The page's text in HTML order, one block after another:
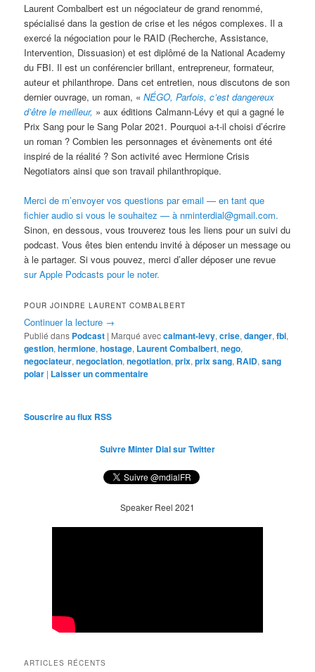
Laurent Combalbert est un négociateur de grand renommé,
spécialisé dans la gestion de crise et les négos complexes. Il a
exercé la négociation pour le RAID (Recherche, Assistance,
Intervention, Dissuasion) et est diplômé de la National Academy
du FBI. Il est un conférencier brillant, entrepreneur, formateur,
auteur et philanthrope. Dans cet entretien, nous discutons de son
dernier ouvrage, un roman, «NÉGO, Parfois, c’est dangereux
d’être le meilleur, » aux éditions Calmann-Lévy et qui a gagné le
Prix Sang pour le Sang Polar 2021. Pourquoi a-t-il choisi d’écrire
un roman ? Combien les personnages et évènements ont été
inspiré de la réalité ? Son activité avec Hermione Crisis
Negotiators ainsi que son travail philanthropique.
Merci de m’envoyer vos questions par email — en tant que
fichier audio si vous le souhaitez — à nminterdial@gmail.com.
Sinon, en dessous, vous trouverez tous les liens pour un suivi du
podcast. Vous êtes bien entendu invité à déposer un message ou
à le partager. Si vous pouvez, merci d’aller déposer une revue
sur Apple Podcasts pour le noter.
POUR JOINDRE LAURENT COMBALBERT
Continuer la lecture →
Publié dans Podcast | Marqué aveccalmant-levy,crise,danger,fbi,
gestion,hermione,hostage, Laurent Combalbert,nego,
negociateur,negociation,negotiation,prix,prix sang, RAID,sang
polar | Laisser un commentaire
Souscrire au flux RSS
Suivre Minter Dial sur Twitter
Speaker Reel 2021
ARTICLES RÉCENTS